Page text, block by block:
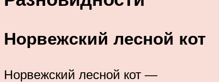
Норвежский лесной кот
Норвежский лесной кот —